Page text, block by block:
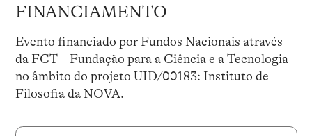
FINANCIAMENTO
Evento financiado por Fundos Nacionais através
da FCT – Fundação para a Ciência e a Tecnologia
no âmbito do projeto UID/00183: Instituto de
Filosofia da NOVA.